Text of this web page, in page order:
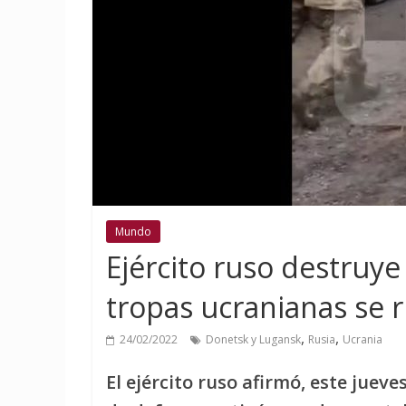
Mundo
Ejército ruso
tropas ucranianas se
24/02/2022 Donetsk y Lugansk, Rusia, Ucrania
El ejército ruso afirmó, este